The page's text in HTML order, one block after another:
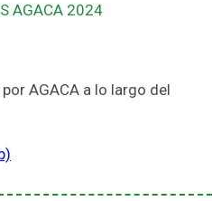
AGACA 2024
AGACA a lo largo del